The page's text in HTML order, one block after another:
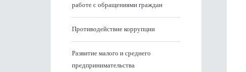
работе с обращениями граждан
Противодействие коррупции
Развитие малого и среднего
предпринимательства